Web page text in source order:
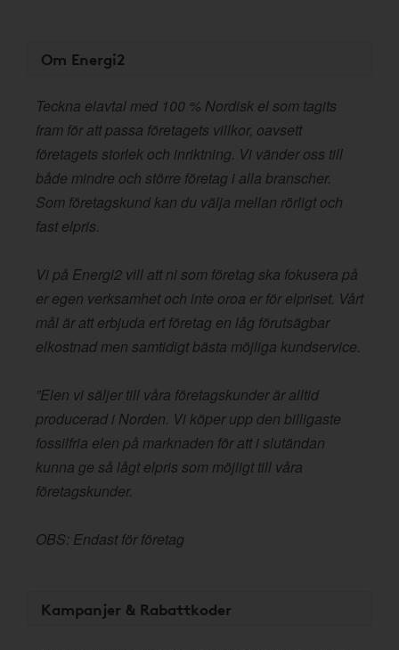
Om Energi2
Teckna elavtal med 100 % Nordisk el som tagits
fram för att passa företagets villkor, oavsett
företagets storlek och inriktning. Vi vänder oss till
både mindre och större företag i alla branscher.
Som företagskund kan du välja mellan rörligt och
fast elpris.
Vi på Energi2 vill att ni som företag ska fokusera på
er egen verksamhet och inte oroa er för elpriset. Vårt
mål är att erbjuda ert företag en låg förutsägbar
elkostnad men samtidigt bästa möjliga kundservice.
”Elen vi säljer till våra företagskunder är alltid
producerad i Norden. Vi köper upp den billigaste
fossilfria elen på marknaden för att i slutändan
kunna ge så lågt elpris som möjligt till våra
företagskunder.
OBS: Endast för företag
Kampanjer & Rabattkoder